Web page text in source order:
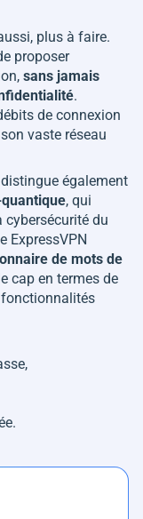
plus à faire.
proposer
sans jamais
.
de connexion
vaste réseau
également
, qui
du
ExpressVPN
de mots de
cap en termes de
fonctionnalités